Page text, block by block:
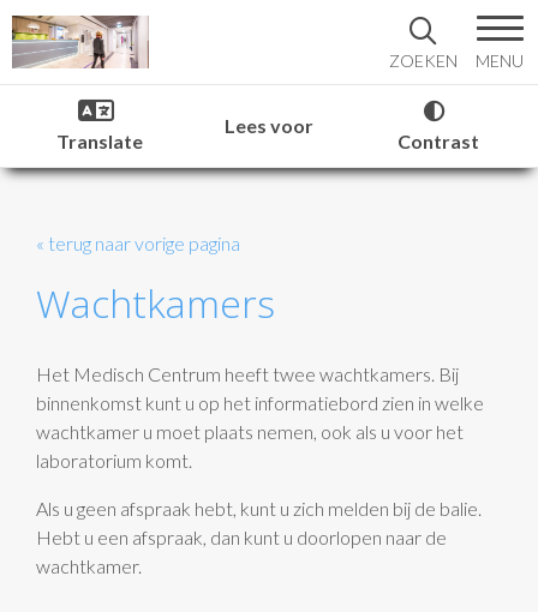
ZOEKEN MENU
Translate
Lees voor
Contrast
« terug naar vorige pagina
Wachtkamers
Het Medisch Centrum heeft twee wachtkamers. Bij
binnenkomst kunt u op het informatiebord zien in welke
wachtkamer u moet plaats nemen, ook als u voor het
laboratorium komt.
Als u geen afspraak hebt, kunt u zich melden bij de balie.
Hebt u een afspraak, dan kunt u doorlopen naar de
wachtkamer.